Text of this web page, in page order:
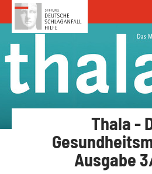
Zum Inhalt springen
Thala -
Ausgabe